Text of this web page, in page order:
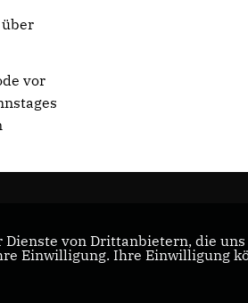
vor
von Drittanbietern, die
Einwilligung. Ihre Einwilligung